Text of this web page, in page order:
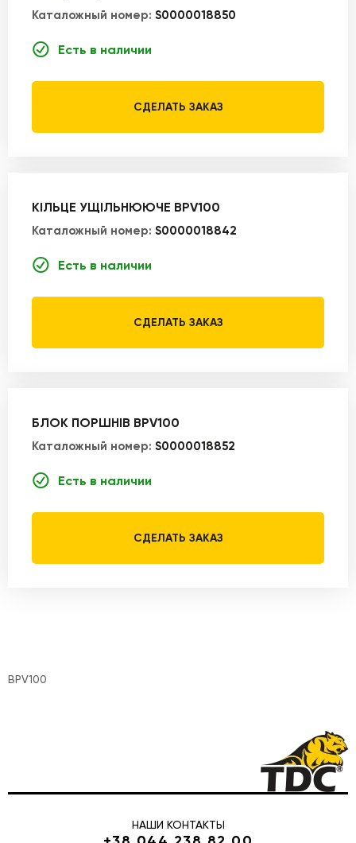
Каталожный номер: S0000018850
Есть в наличии
СДЕЛАТЬ ЗАКАЗ
КІЛЬЦЕ УЩІЛЬНЮЮЧЕ BPV100
Каталожный номер: S0000018842
Есть в наличии
СДЕЛАТЬ ЗАКАЗ
БЛОК ПОРШНІВ BPV100
Каталожный номер: S0000018852
Есть в наличии
СДЕЛАТЬ ЗАКАЗ
BPV100
НАШИ КОНТАКТЫ